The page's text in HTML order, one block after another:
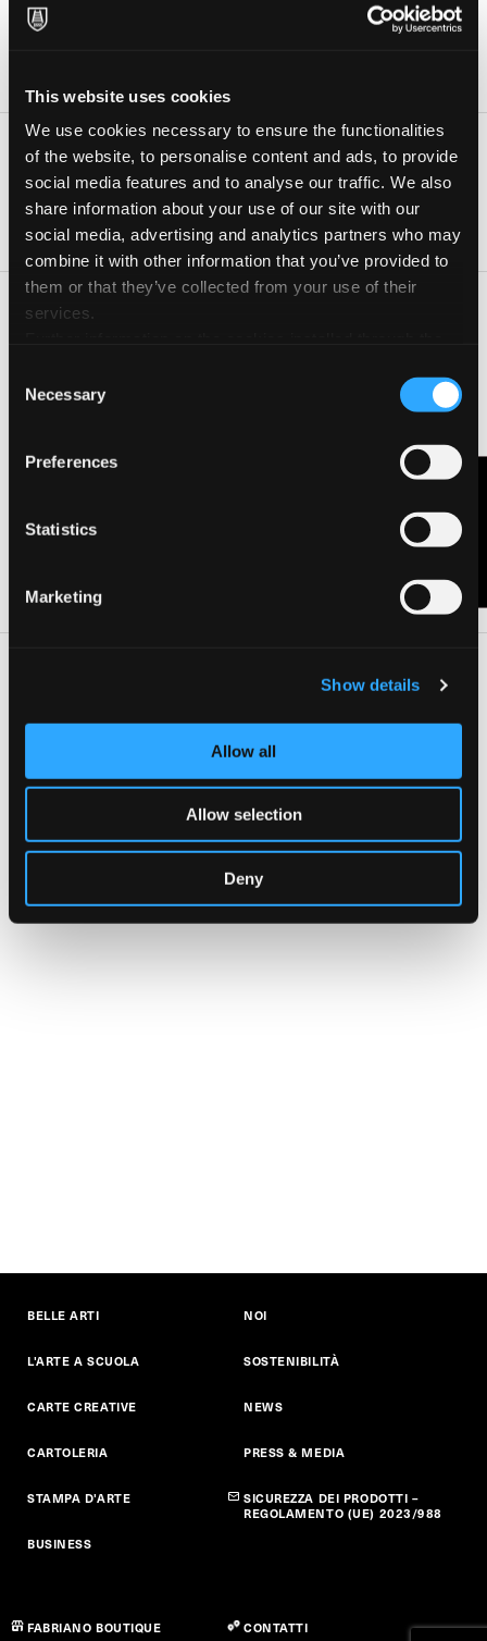
This website uses cookies
We use cookies necessary to ensure the functionalities
of the website, to personalise content and ads, to provide
social media features and to analyse our traffic. We also
share information about your use of our site with our
social media, advertising and analytics partners who may
combine it with other information that you’ve provided to
them or that they’ve collected from your use of their
services.
Selection
Necessary
Preferences
Statistics
Marketing
Show details
Allow all
Allow selection
Deny
Bambini, Ragazzi
Date e orari
Giorno Orario
03 Ott 2026 10:30-12:00, 15:00-16:00
Una giornata dedicata alla carta, alla creatività e
esploreremo emozioni, immagini e parole, per scoprire quali
sono i nostri sogni più grandi e dare forma, con le mani e la
diverse realtà che fanno capo ad Artebambini, che opera da oltre tre
l’aggiornamento di educatori e insegnanti e dell’editoria.
via Polese 4/E, Bologna
Telefono:051265861
Sito Web:https://www.artebambini.it/
Contattaci
BELLE ARTI
L'ARTE A SCUOLA
CARTE CREATIVE
CARTOLERIA
STAMPA D'ARTE
BUSINESS
NOI
SOSTENIBILITÀ
NEWS
PRESS & MEDIA
SICUREZZA DEI PRODOTTI –
REGOLAMENTO (UE) 2023/988
FABRIANO BOUTIQUE CONTATTI